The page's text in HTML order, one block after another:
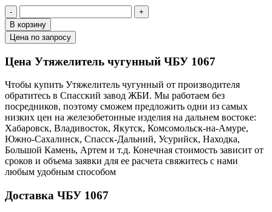
-
+
В корзину
Цена по запросу
Цена Утяжелитель чугунный ЧБУ 1067
Чтобы купить Утяжелитель чугунный от производителя
обратитесь в Cпасский завод ЖБИ. Мы работаем без
посредников, поэтому сможем предложить одни из самых
низких цен на железобетонные изделия на дальнем востоке:
Хабаровск, Владивосток, Якутск, Комсомольск-на-Амуре,
Южно-Сахалинск, Спасск-Дальний, Усурийск, Находка,
Большой Камень, Артем и т.д. Конечная стоимость зависит от
сроков и объема заявки для ее расчета свяжитесь с нами
любым удобным способом
Доставка ЧБУ 1067